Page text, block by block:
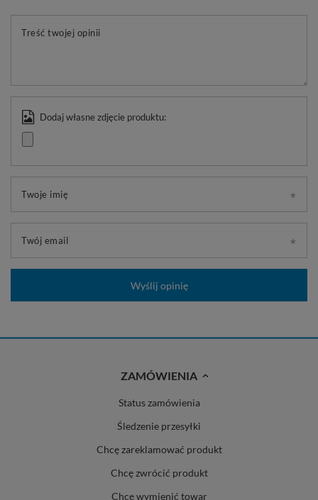
Treść twojej opinii
Dodaj własne zdjęcie produktu:
Twoje imię
Twój email
Wyślij opinię
ZAMÓWIENIA
Status zamówienia
Śledzenie przesyłki
Chcę zareklamować produkt
Chcę zwrócić produkt
Chcę wymienić towar